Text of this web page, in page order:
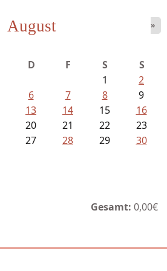
August »
D F S
S
1
2
6 7 8
9
13 14 15
16
20 21 22
23
27 28 29
30
Gesamt: 0,00€